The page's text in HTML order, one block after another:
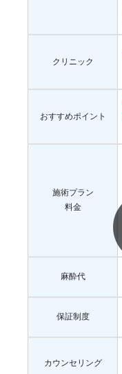
クリニック
おすすめポイント
施術プラン
料金
麻酔代
保証制度
カウンセリング